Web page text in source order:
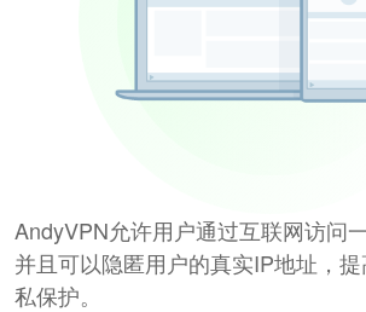
AndyVPN允许用户通过互联网访问
并且可以隐匿用户的真实IP地址，
私保护。